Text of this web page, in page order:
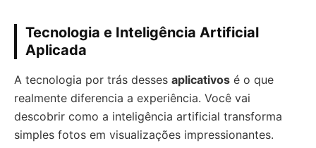
Tecnologia e Inteligência Artificial
Aplicada
A tecnologia por trás desses aplicativos é o que
realmente diferencia a experiência. Você vai
descobrir como a inteligência artificial transforma
simples fotos em visualizações impressionantes.